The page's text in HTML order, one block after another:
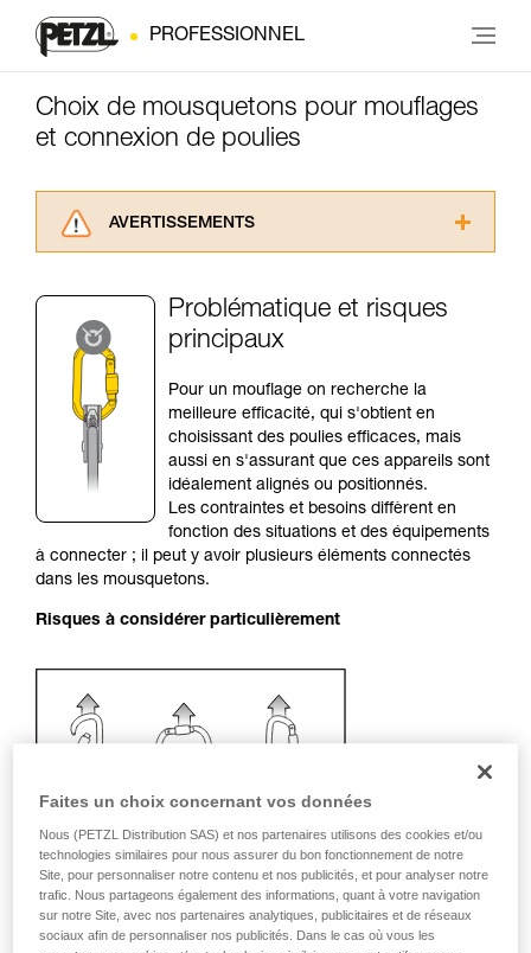
PROFESSIONNEL
Choix de mousquetons pour mouflages
et connexion de poulies
AVERTISSEMENTS
consulter. Vous devez avoir compris les
informations de la notice technique pour
pouvoir comprendre ce complément
d’informations.
Maîtriser ces techniques nécessite une
formation et un entraînement spécifique. Validez
avec un professionnel votre capacité à refaire
la manipulation, seul, en toute sécurité, avant
de la reproduire en autonomie.
Nous donnons des exemples de techniques
liées à votre activité. Il peut en exister d’autres
que nous ne décrivons pas ici.
Problématique et risques
principaux
Pour un mouflage on recherche la
meilleure efficacité, qui s'obtient en
choisissant des poulies efficaces, mais
aussi en s'assurant que ces appareils sont
idéalement alignés ou positionnés.
Les contraintes et besoins diffèrent en
fonction des situations et des équipements
à connecter ; il peut y avoir plusieurs éléments connectés
dans les mousquetons.
Risques à considérer particulièrement
Faites un choix concernant vos données
Nous (PETZL Distribution SAS) et nos partenaires utilisons des cookies et/ou
technologies similaires pour nous assurer du bon fonctionnement de notre
Site, pour personnaliser notre contenu et nos publicités, et pour analyser notre
trafic. Nous partageons également des informations, quant à votre navigation
sur notre Site, avec nos partenaires analytiques, publicitaires et de réseaux
sociaux afin de personnaliser nos publicités. Dans le cas où vous les